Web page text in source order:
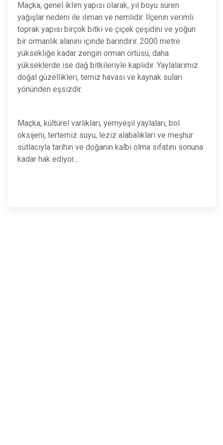
Maçka, genel iklim yapısı olarak, yıl boyu süren
yağışlar nedeni ile ılıman ve nemlidir. İlçenin verimli
toprak yapısı birçok bitki ve çiçek çeşidini ve yoğun
bir ormanlık alanını içinde barındırır. 2000 metre
yüksekliğe kadar zengin orman örtüsü, daha
yükseklerde ise dağ bitkileriyle kaplıdır. Yaylalarımız
doğal güzellikleri, temiz havası ve kaynak suları
yönünden eşsizdir.
Maçka, kültürel varlıkları, yemyeşil yaylaları, bol
oksijeni, tertemiz suyu, leziz alabalıkları ve meşhur
sütlacıyla tarihin ve doğanın kalbi olma sıfatını sonuna
kadar hak ediyor…